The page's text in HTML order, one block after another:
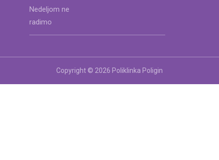
Nedeljom ne
radimo
Copyright © 2026 Poliklinka Poligin